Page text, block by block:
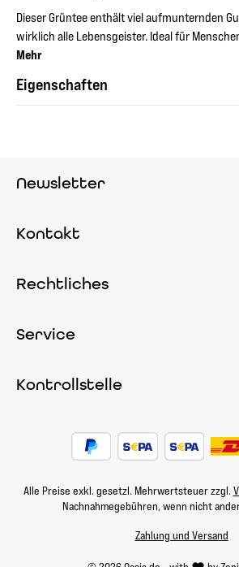
Dieser Grüntee enthält viel aufmunternden
wirklich alle Lebensgeister. Ideal für
Mehr
Eigenschaften
Newsletter
Kontakt
Rechtliches
Service
Kontrollstelle
Alle Preise exkl. gesetzl. Mehrwertsteuer zzgl.
Nachnahmegebühren, wenn nicht
Zahlung und Versand